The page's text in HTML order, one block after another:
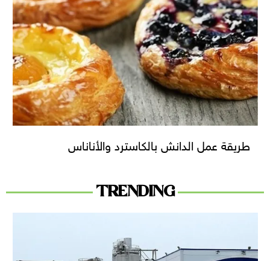
طريقة عمل الدانش بالكاسترد والأناناس
TRENDING